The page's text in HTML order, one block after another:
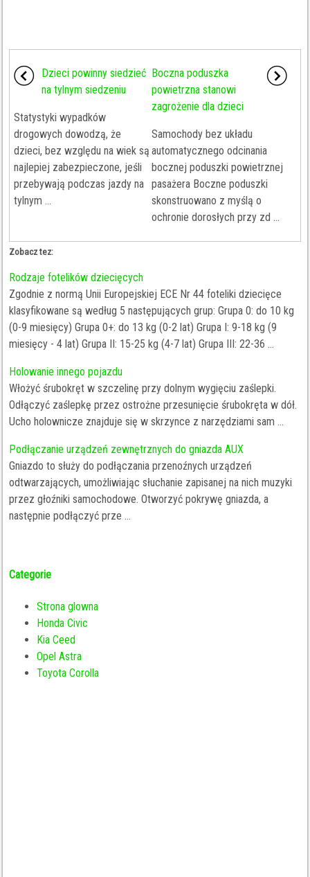
Dzieci powinny siedzieć
na tylnym siedzeniu
Statystyki wypadków
drogowych dowodzą, że
dzieci, bez względu na wiek są
najlepiej zabezpieczone, jeśli
przebywają podczas jazdy na
tylnym ...
Boczna poduszka
powietrzna stanowi
zagrożenie dla dzieci
Samochody bez układu
automatycznego odcinania
bocznej poduszki powietrznej
pasażera Boczne poduszki
skonstruowano z myślą o
ochronie dorosłych przy zd ...
Zobacz tez:
Rodzaje fotelików dziecięcych
Zgodnie z normą Unii Europejskiej ECE Nr 44 foteliki dziecięce
klasyfikowane są według 5 następujących grup: Grupa 0: do 10 kg
(0-9 miesięcy) Grupa 0+: do 13 kg (0-2 lat) Grupa I: 9-18 kg (9
miesięcy - 4 lat) Grupa II: 15-25 kg (4-7 lat) Grupa III: 22-36 ...
Holowanie innego pojazdu
Włożyć śrubokręt w szczelinę przy dolnym wygięciu zaślepki.
Odłączyć zaślepkę przez ostrożne przesunięcie śrubokręta w dół.
Ucho holownicze znajduje się w skrzynce z narzędziami sam ...
Podłączanie urządzeń zewnętrznych do gniazda AUX
Gniazdo to służy do podłączania przenoźnych urządzeń
odtwarzających, umożliwiając słuchanie zapisanej na nich muzyki
przez głoźniki samochodowe. Otworzyć pokrywę gniazda, a
następnie podłączyć prze ...
Categorie
Strona glowna
Honda Civic
Kia Ceed
Opel Astra
Toyota Corolla